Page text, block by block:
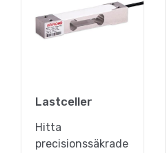
Lastceller
Hitta
precisionssäkrade